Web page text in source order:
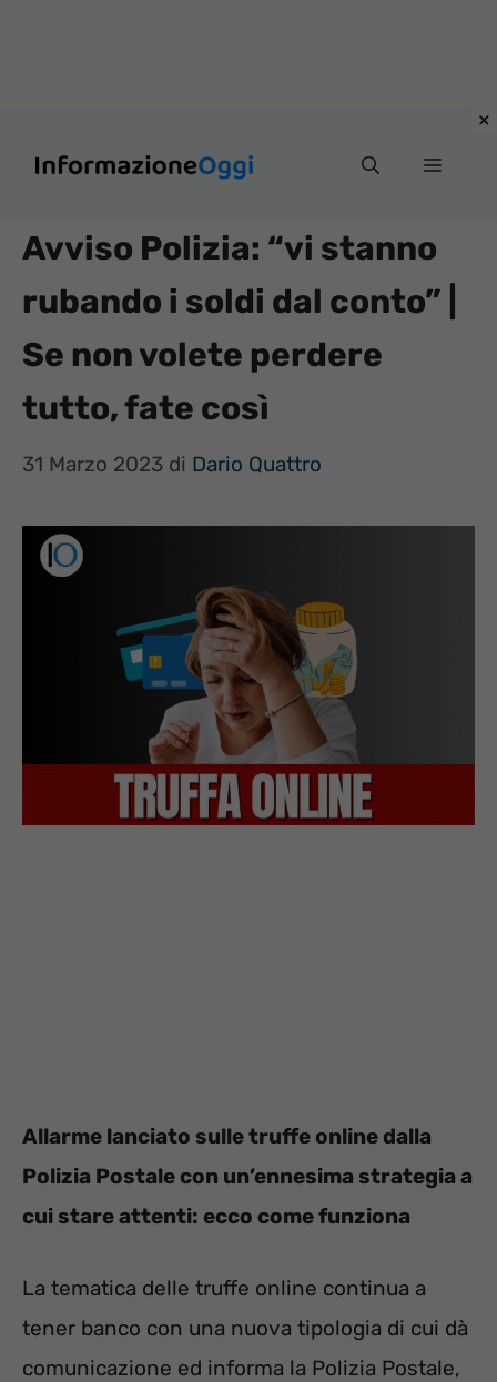
Menu
Avviso Polizia: “vi stanno
rubando i soldi dal conto” |
Se non volete perdere
tutto, fate così
31 Marzo 2023 di Dario Quattro
Allarme lanciato sulle truffe online dalla
Polizia Postale con un’ennesima strategia a
cui stare attenti: ecco come funziona
La tematica delle truffe online continua a
tener banco con una nuova tipologia di cui dà
comunicazione ed informa la Polizia Postale,